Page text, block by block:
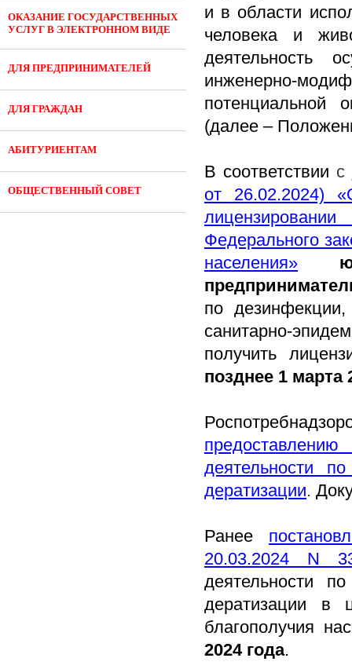
ОКАЗАНИЕ ГОСУДАРСТВЕННЫХ
УСЛУГ В ЭЛЕКТРОННОМ ВИДЕ
ДЛЯ ПРЕДПРИНИМАТЕЛЕЙ
ДЛЯ ГРАЖДАН
АБИТУРИЕНТАМ
ОБЩЕСТВЕННЫЙ СОВЕТ
и в области
человека и
деятельность
инженерно-
потенциальной
(далее –
В соответствии с
от 26.02.2024)
Федерального
населения»
по
санитарно-
получить
позднее 1 марта
деятельности
дератизации.
Ранее
20.03.2024 N
деятельности
дератизации в
благополучия
2024 года.